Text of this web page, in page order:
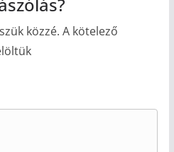
közzé. A kötelező